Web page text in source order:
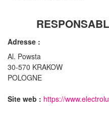
Adresse :
Al. Powsta
30-570 KRAKOW
POLOGNE
Site web : https://